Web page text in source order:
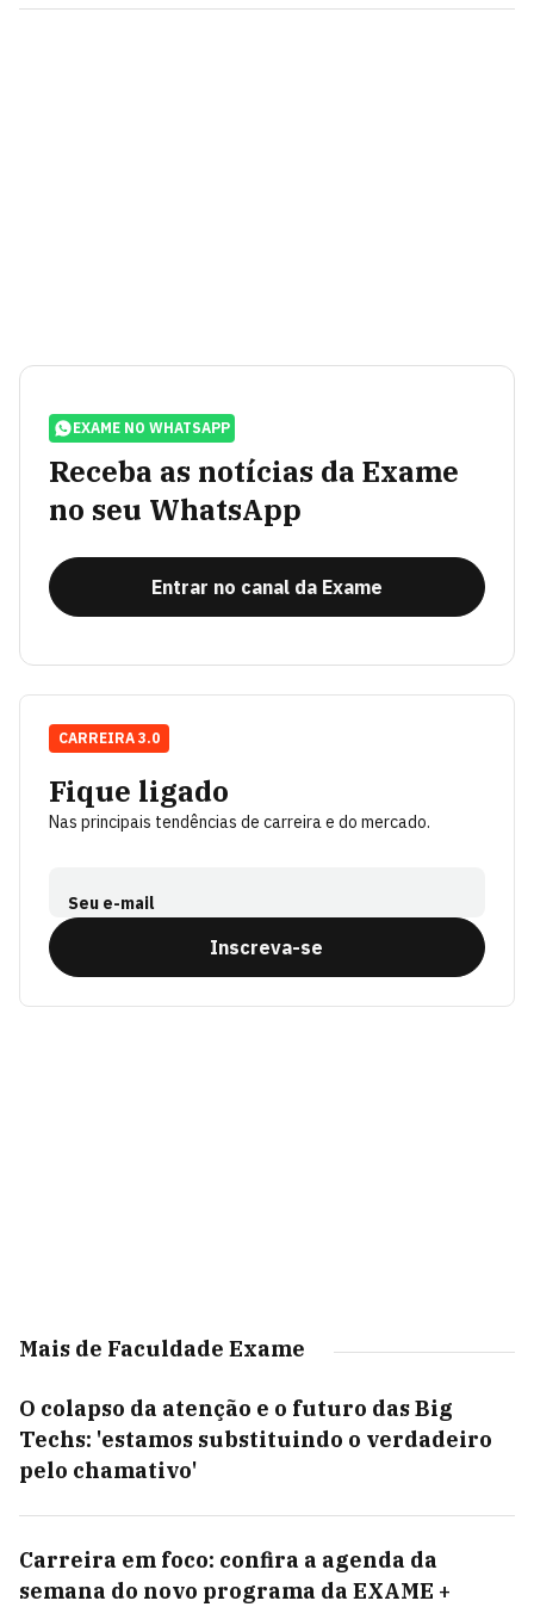
EXAME NO WHATSAPP
Receba as notícias da Exame
no seu WhatsApp
Entrar no canal da Exame
Fique ligado
Nas principais tendências de carreira e do mercado.
Seu e-mail
Inscreva-se
CARREIRA 3.0
Mais de Faculdade Exame
O colapso da atenção e o futuro das Big
Techs: 'estamos substituindo o verdadeiro
pelo chamativo'
Carreira em foco: confira a agenda da
semana do novo programa da EXAME +